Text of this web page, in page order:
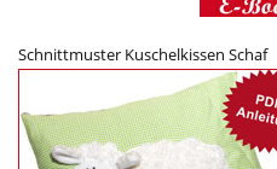
Schnittmuster Kuschelkissen Schaf